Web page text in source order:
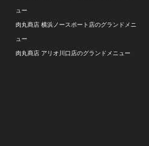
ュー
肉丸商店 横浜ノースポート店のグランドメニ
ュー
肉丸商店 アリオ川口店のグランドメニュー